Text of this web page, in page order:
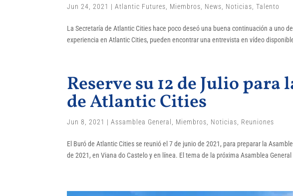
Jun 24, 2021 |Atlantic Futures Miembros News Noticias ,Talento
La Secretaría de Atlantic Cities hace poco deseó una buena continuación a uno
experiencia en Atlantic Cities, pueden encontrar una entrevista en vídeo
Reserve su 12 de Julio
de Atlantic Cities
Jun 8, 2021 |Assamblea General Miembros Noticias Reuniones
El Buró de Atlantic Cities se reunió el 7 de junio de 2021, para preparar la
de 2021, en Viana do Castelo y en línea. El tema de la próxima Asamblea